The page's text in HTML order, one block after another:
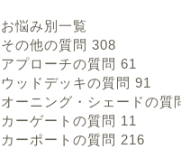
お悩み別一覧
その他の質問 308
アプローチの質問 61
ウッドデッキの質問 91
オーニング・シェードの質
カーゲートの質問 11
カーポートの質問 216